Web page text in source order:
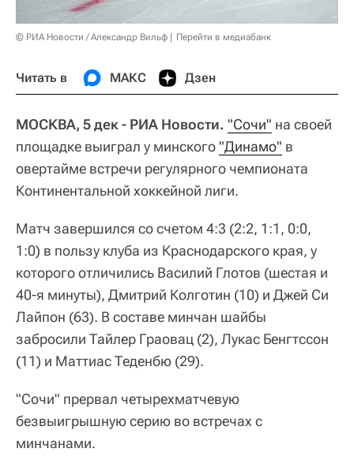
© РИА Новости / Александр Вильф Перейти в медиабанк
Читать в МАКС Дзен
МОСКВА, 5 дек - РИА Новости. "Сочи" на своей
площадке выиграл у минского"Динамо" в
овертайме встречи регулярного чемпионата
Континентальной хоккейной лиги.
Матч завершился со счетом 4:3 (2:2, 1:1, 0:0,
1:0) в пользу клуба из Краснодарского края, у
которого отличились Василий Глотов (шестая и
40-я минуты), Дмитрий Колготин (10) и Джей Си
Лайпон (63). В составе минчан шайбы
забросили Тайлер Граовац (2), Лукас Бенгтссон
(11) и Маттиас Теденбю (29).
"Сочи" прервал четырехматчевую
безвыигрышную серию во встречах с
минчанами.